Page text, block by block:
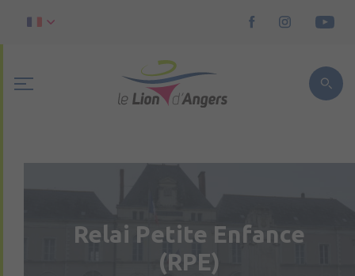
Relai Petite Enfance
(RPE)